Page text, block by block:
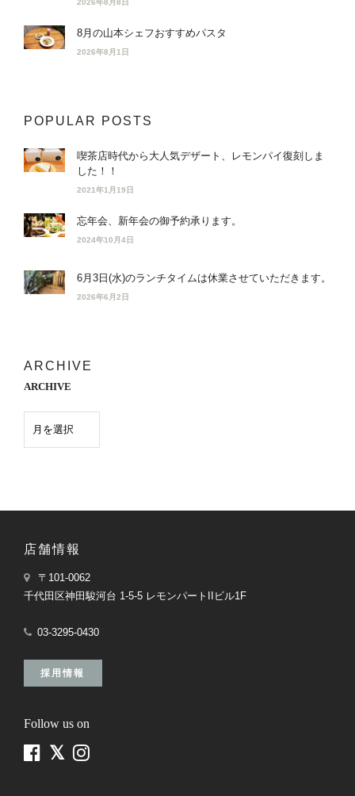
2026年8月8日
8月の山本シェフおすすめパスタ
2026年8月1日
POPULAR POSTS
喫茶店時代から大人気デザート、レモンパイ復刻しま
した！！
2021年1月19日
忘年会、新年会の御予約承ります。
2024年10月4日
6月3日(水)のランチタイムは休業させていただきます。
2026年6月2日
ARCHIVE
ARCHIVE
店舗情報
〒101-0062
千代田区神田駿河台 1-5-5 レモンパートIIビル1F
03-3295-0430
採用情報
Follow us on